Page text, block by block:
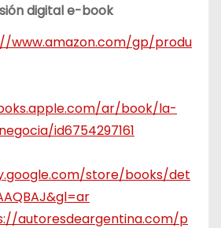
digital e-book
www.amazon.com/gp/produ
ar/book/la-
id6754297161
store/books/det
autoresdeargentina.com/p